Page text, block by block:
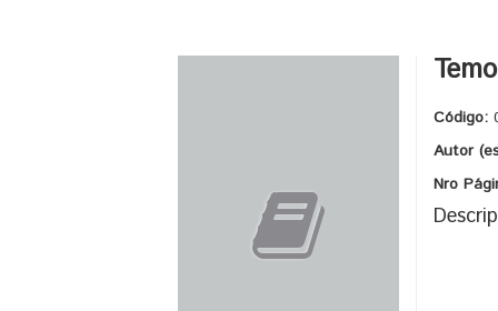
Código:
Autor
Nro